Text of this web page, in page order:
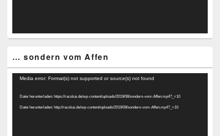
… sondern vom Affen
Video-
Media error: Format(s) not supported or source(s) not found
Datei herunterladen: https://racskai.de/wp-content/uploads/2019/08/sondern-vom-Affen.mp4?_=10
Datei herunterladen: http://racskai.de/wp-content/uploads/2019/08/sondern-vom-Affen.mp4?_=10